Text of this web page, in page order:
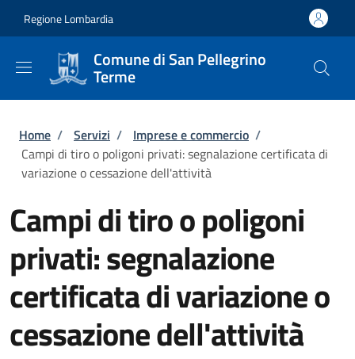
Regione Lombardia
Comune di San Pellegrino
Terme
Briciole di pane
Home / Servizi / Imprese e commercio /
Campi di tiro o poligoni privati: segnalazione certificata di
variazione o cessazione dell'attività
Campi di tiro o poligoni
privati: segnalazione
certificata di variazione o
cessazione dell'attività